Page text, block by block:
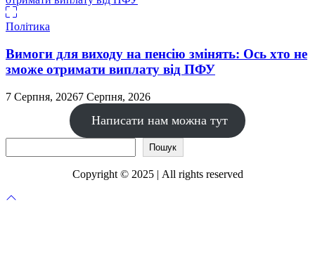
Політика
Вимоги для виходу на пенсію змінять: Ось хто не
зможе отримати виплату від ПФУ
7 Серпня, 20267 Серпня, 2026
Написати нам можна тут
Пошук
Copyright © 2025 | All rights reserved
Прокрутка